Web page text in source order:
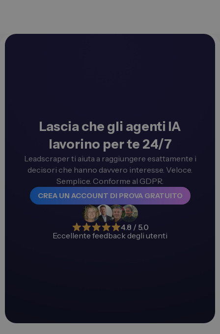
Lascia che gli agenti IA
lavorino per te 24/7
Leadscraper ti aiuta a raggiungere esattamente i
decisori che hanno davvero interesse. Veloce.
Semplice. Conforme al GDPR.
CREA UN ACCOUNT DI PROVA GRATUITO
4.8 / 5.0
Eccellente feedback degli utenti